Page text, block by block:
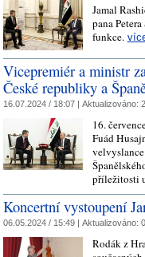
Jamal
pana
funkce.
Vicepremiér a ministr
České republiky a
16.07.2024 / 18:07 | Aktualizováno:
16.
Fuád
příležitosti
Koncertní vystoupení
06.05.2024 / 15:49 | Aktualizováno:
Rodák z